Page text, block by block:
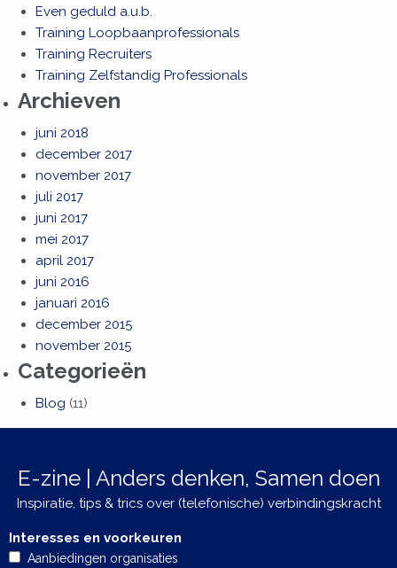
Even geduld a.u.b.
Training Loopbaanprofessionals
Training Recruiters
Training Zelfstandig Professionals
Archieven
juni 2018
december 2017
november 2017
juli 2017
juni 2017
mei 2017
april 2017
juni 2016
januari 2016
december 2015
november 2015
Categorieën
Blog (11)
E-zine | Anders denken, Samen doen
Inspiratie, tips & trics over (telefonische) verbindingskracht
Interesses en voorkeuren
Aanbiedingen organisaties